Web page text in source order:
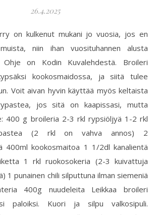
26.4.2025
on kulkenut mukani jo vuosia, jos en
niin ihan vuosituhannen alusta
Ohje on Kodin Kuvalehdestä. Broileri
kookosmaidossa, ja siitä tulee
Voit aivan hyvin käyttää myös keltaista
jos sitä on kaapissasi, mutta
400 g broileria 2-3 rkl rypsiöljyä 1-2 rkl
(2 rkl on vahva annos) 2
400ml kookosmaitoa 1 1/2dl kanalientä
1 rkl ruokosokeria (2-3 kuivattuja
1 punainen chili silputtuna ilman siemeniä
400g nuudeleita Leikkaa broileri
paloiksi. Kuori ja silpu valkosipuli.